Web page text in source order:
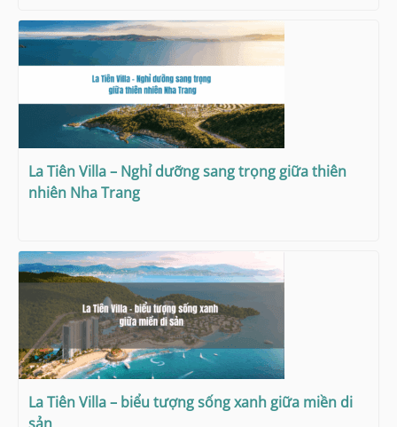
La Tiên Villa – Nghỉ dưỡng sang trọng giữa thiên
nhiên Nha Trang
La Tiên Villa – biểu tượng sống xanh giữa miền di